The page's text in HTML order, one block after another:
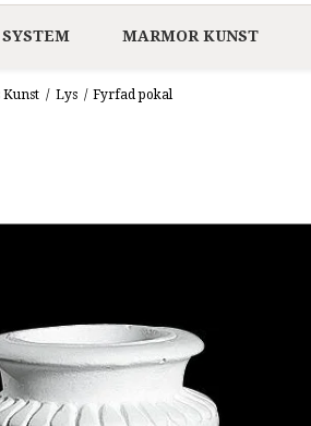
MARMOR KUNST
Kunst / Lys / Fyrfad pokal